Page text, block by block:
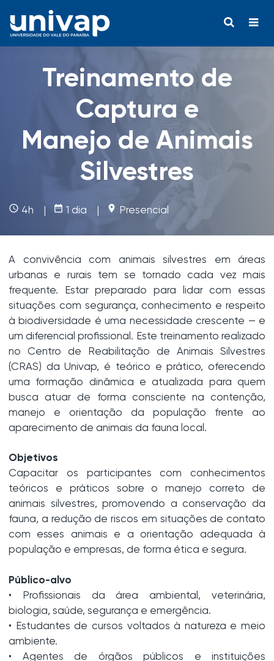
Treinamento de
Captura e
Manejo de Animais
Silvestres
access_time 4h | date_range 1 dia | place Presencial
A convivência com animais silvestres em áreas
urbanas e rurais tem se tornado cada vez mais
frequente. Estar preparado para lidar com essas
situações com segurança, conhecimento e respeito
à biodiversidade é uma necessidade crescente — e
um diferencial profissional. Este treinamento realizado
no Centro de Reabilitação de Animais Silvestres
(CRAS) da Univap, é teórico e prático, oferecendo
uma formação dinâmica e atualizada para quem
busca atuar de forma consciente na contenção,
manejo e orientação da população frente ao
aparecimento de animais da fauna local.
Objetivos
Capacitar os participantes com conhecimentos
teóricos e práticos sobre o manejo correto de
animais silvestres, promovendo a conservação da
fauna, a redução de riscos em situações de contato
com esses animais e a orientação adequada à
população e empresas, de forma ética e segura.
Público-alvo
• Profissionais da área ambiental, veterinária,
biologia, saúde, segurança e emergência.
• Estudantes de cursos voltados à natureza e meio
ambiente.
• Agentes de órgãos públicos e instituições